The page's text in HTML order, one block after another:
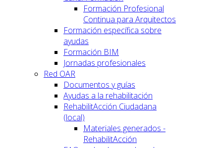
Formación Profesional
Continua para Arquitectos
Formación específica sobre
ayudas
Formación BIM
Jornadas profesionales
Red OAR
Documentos y guías
Ayudas a la rehabilitación
RehabilitAcción Ciudadana
(local)
Materiales generados -
RehabilitAcción